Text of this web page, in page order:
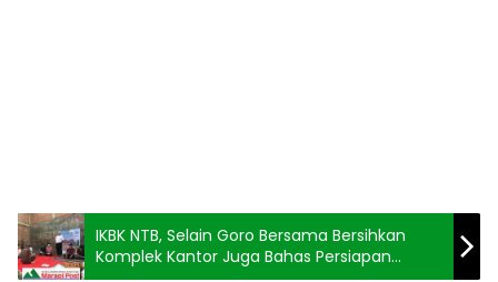
IKBK NTB, Selain Goro Bersama Bersihkan
Komplek Kantor Juga Bahas Persiapan